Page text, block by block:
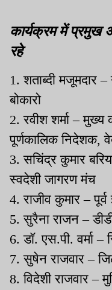
कार्यक्रम में प्रमुख
रहे
1. शताब्दी मजूमदार
बोकारो
2. रवीश शर्मा – मुख्य
पूर्णकालिक निदेशक,
3. सचिंद्र कुमार
स्वदेशी जागरण मंच
4. राजीव कुमार –
5. सुरैना राजन –
6. डॉ. एस.पी. वर्मा –
7. सुषेन राजवार –
8. विदेशी राजवार –